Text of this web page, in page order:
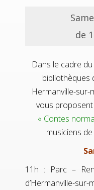
de
Dans le cadre
bibliothèques
Hermanville-sur-
vous
« Contes
musiciens
11h : Parc –
d’Hermanville-sur-